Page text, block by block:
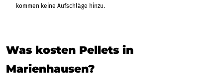
kommen keine Aufschläge hinzu.
Was kosten Pellets in
Marienhausen?